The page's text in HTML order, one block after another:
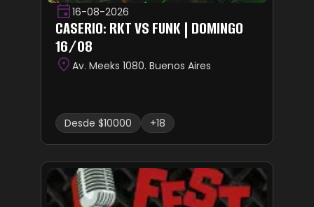
16-08-2026
CASERIO: RKT VS FUNK | DOMINGO
16/08
Av. Meeks 1080. Buenos Aires
Desde $10000 +18